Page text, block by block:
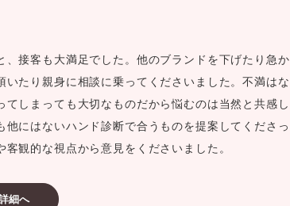
接客も大満足でした。他のブランドを下げたり急か
たり親身に相談に乗ってくださいました。不満はな
しまっても大切なものだから悩むのは当然と共感し
にはないハンド診断で合うものを提案してくださっ
観的な視点から意見をくださいました。
細へ